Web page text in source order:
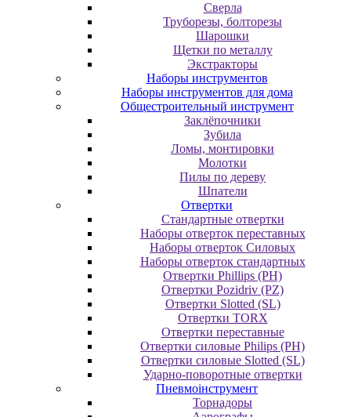
Сверла
Труборезы, болторезы
Шарошки
Щетки по металлу
Экcтpaктopы
Наборы инструментов
Наборы инструментов для дома
Общестроительный инструмент
Заклёпочники
Зубила
Ломы, монтировки
Молотки
Пилы по дереву
Шпатели
Отвертки
Cтандартные отвертки
Наборы отверток переставных
Наборы отверток Силовых
Наборы отверток стандартных
Отвертки Phillips (PH)
Отвертки Pozidriv (PZ)
Отвертки Slotted (SL)
Отвертки TORX
Отвертки переставные
Отвертки силовые Philips (PH)
Отвертки силовые Slotted (SL)
Ударно-поворотные отвертки
Пневмоінструмент
Topнaдopы